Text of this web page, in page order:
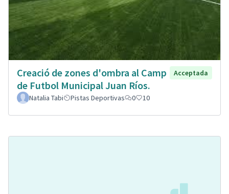
Creació de zones d'ombra al Camp
de Futbol Municipal Juan Ríos.
Acceptada
Natalia Tabi Pistas Deportivas 0 10